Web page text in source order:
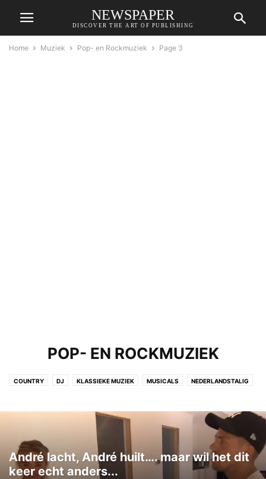
NEWSPAPER
DISCOVER THE ART OF PUBLISHING
Home Muziek Pop- en Rockmuziek Page 3
POP- EN ROCKMUZIEK
COUNTRY DJ KLASSIEKE MUZIEK MUSICALS NEDERLANDSTALIG
André lacht, André huilt…. maar wil het dit
keer echt anders...